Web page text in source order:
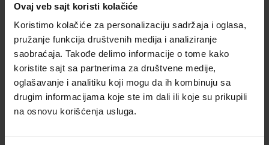
Ovaj veb sajt koristi kolačiće
Koristimo kolačiće za personalizaciju sadržaja i oglasa,
pružanje funkcija društvenih medija i analiziranje
saobraćaja. Takođe delimo informacije o tome kako
koristite sajt sa partnerima za društvene medije,
oglašavanje i analitiku koji mogu da ih kombinuju sa
drugim informacijama koje ste im dali ili koje su prikupili
na osnovu korišćenja usluga.
Naručite
besplatan
uzorak
crepa
Katalozi,
brošure i
tehnička